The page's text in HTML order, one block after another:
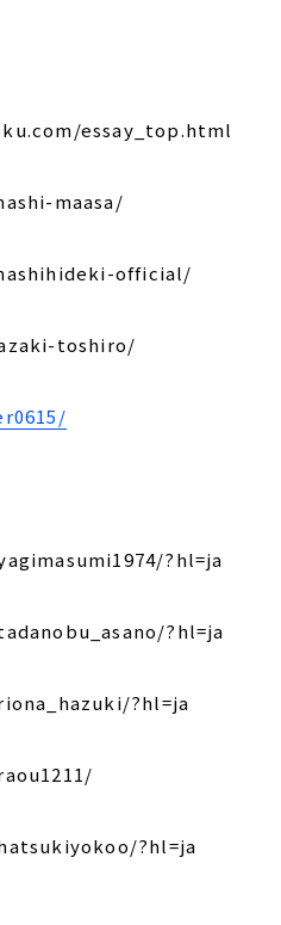
essay_top.html
maasa/
official/
toshiro/
?hl=ja
?hl=ja
?hl=ja
?hl=ja